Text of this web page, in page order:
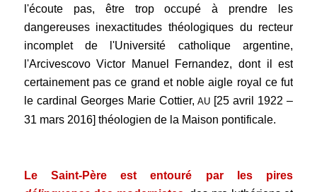
l'écoute pas, être trop occupé à prendre les
dangereuses inexactitudes théologiques du recteur
incomplet de l'Université catholique argentine,
l'Arcivescovo Victor Manuel Fernandez, dont il est
certainement pas ce grand et noble aigle royal ce fut
le cardinal Georges Marie Cottier,AU [25 avril 1922 –
31 mars 2016] théologien de la Maison pontificale.
Le Saint-Père est entouré par les pires